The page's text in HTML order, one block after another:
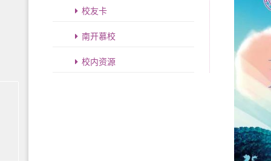
校友卡
南开慕校
校内资源